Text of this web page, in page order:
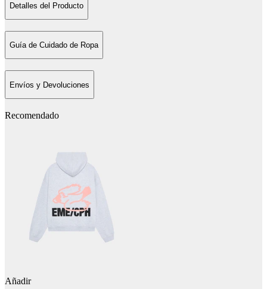
Detalles del Producto
Guía de Cuidado de Ropa
Envíos y Devoluciones
Recomendado
Añadir